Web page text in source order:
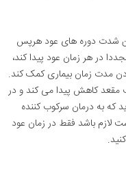
شدت دوره های عود هرپس
در هر زمان عود پیدا کند،
مدت زمان بیماری کمک کند.
مقعد کاهش پیدا می کند و در
که به درمان سرکوب کننده
لازم باشد فقط در زمان عود